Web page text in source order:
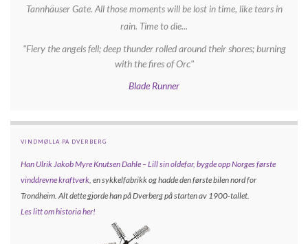
Tannhäuser Gate. All those moments will be lost in time, like tears in
rain. Time to die...
"Fiery the angels fell; deep thunder rolled around their shores; burning
with the fires of Orc"
Blade Runner
VINDMØLLA PÅ DVERBERG
Han Ulrik Jakob Myre Knutsen Dahle – Lill sin oldefar, bygde oppNorges første
vinddrevne kraftverk , en sykkelfabrikk og hadde den første bilen nord for
Trondheim. Alt dette gjorde han på Dverberg på starten av 1900-tallet.
Les litt om historia her!